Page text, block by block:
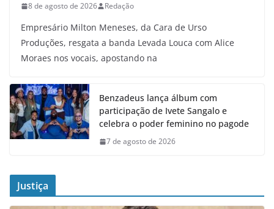
8 de agosto de 2026 Redação
Empresário Milton Meneses, da Cara de Urso
Produções, resgata a banda Levada Louca com Alice
Moraes nos vocais, apostando na
Benzadeus lança álbum com
participação de Ivete Sangalo e
celebra o poder feminino no pagode
7 de agosto de 2026
Justiça